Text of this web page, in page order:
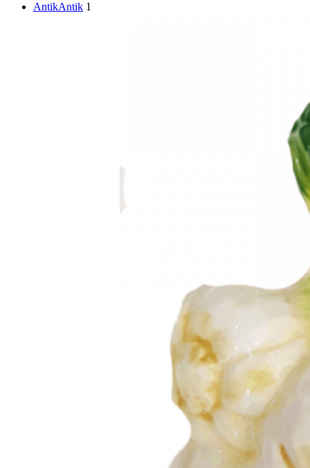
AntikAntik 1